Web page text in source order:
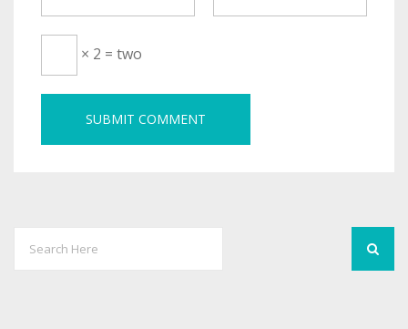
× 2 = two